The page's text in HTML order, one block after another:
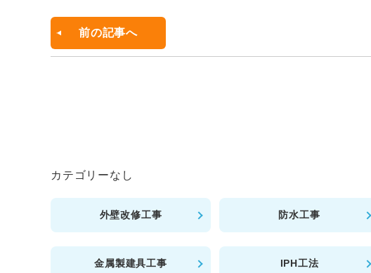
e
b
o
前の記事へ
カテゴリーなし
外壁改修工事 防水工事
金属製建具工事 IPH工法